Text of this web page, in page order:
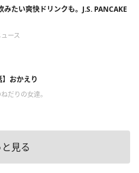
みたい爽快ドリンクも。J.S. PANCAKE
ース
】おかえり
だりの女達。
見る